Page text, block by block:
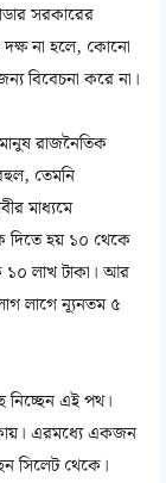
সরকারের
দক্ষ না হলে, কোনো
বিবেচনা করে না।
রাজনৈতিক
তেমনি
মাধ্যমে
দিতে হয় ১০ থেকে
১০ লাখ টাকা। আর
লাগে ন্যূনতম ৫
নিচ্ছেন এই পথ।
এরমধ্যে একজন
সিলেট থেকে।